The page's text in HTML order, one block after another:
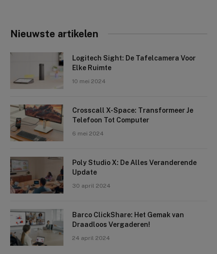
Nieuwste artikelen
Logitech Sight: De Tafelcamera Voor
Elke Ruimte
10 mei 2024
Crosscall X-Space: Transformeer Je
Telefoon Tot Computer
6 mei 2024
Poly Studio X: De Alles Veranderende
Update
30 april 2024
Barco ClickShare: Het Gemak van
Draadloos Vergaderen!
24 april 2024